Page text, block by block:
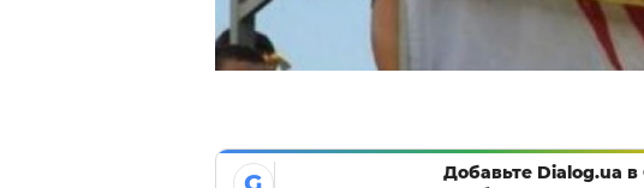
Добавьте Dialog.ua в